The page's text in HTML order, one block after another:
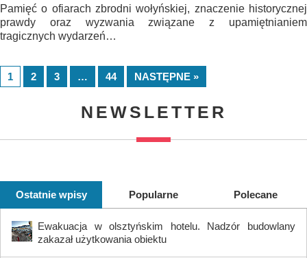
Pamięć o ofiarach zbrodni wołyńskiej, znaczenie historycznej
prawdy oraz wyzwania związane z upamiętnianiem
tragicznych wydarzeń…
1 2 3 … 44 NASTĘPNE »
NEWSLETTER
Ostatnie wpisy Popularne Polecane
Ewakuacja w olsztyńskim hotelu. Nadzór budowlany
zakazał użytkowania obiektu